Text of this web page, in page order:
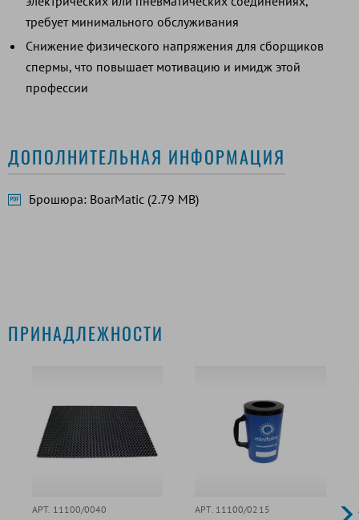
требует минимального обслуживания
Снижение физического напряжения для сборщиков
спермы, что повышает мотивацию и имидж этой
профессии
ДОПОЛНИТЕЛЬНАЯ ИНФОРМАЦИЯ
Брошюра: BoarMatic (2.79 MB)
ПРИНАДЛЕЖНОСТИ
АРТ. 11100/0040 АРТ. 11100/0215